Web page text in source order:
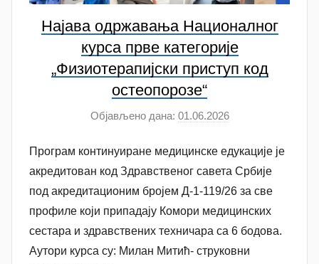
Најава одржавања Националног
курса прве категорије
„Физиотерапијски приступ код
остеопорозе“
Објављено дана: 01.06.2026а
т
о
р
A
n
Програм континуиране медицинске едукације је
акредитован код Здравственог савета Србије
под акредитационим бројем Д-1-119/26 за све
профиле који припадају Комори медицинских
сестара и здравствених техничара са 6 бодова.
Аутори курса су: Милан Митић- струковни